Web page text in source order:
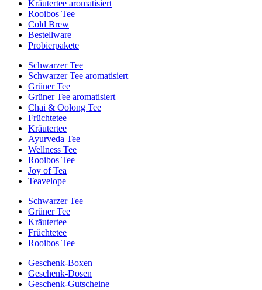
Kräutertee aromatisiert
Rooibos Tee
Cold Brew
Bestellware
Probierpakete
Schwarzer Tee
Schwarzer Tee aromatisiert
Grüner Tee
Grüner Tee aromatisiert
Chai & Oolong Tee
Früchtetee
Kräutertee
Ayurveda Tee
Wellness Tee
Rooibos Tee
Joy of Tea
Teavelope
Schwarzer Tee
Grüner Tee
Kräutertee
Früchtetee
Rooibos Tee
Geschenk-Boxen
Geschenk-Dosen
Geschenk-Gutscheine